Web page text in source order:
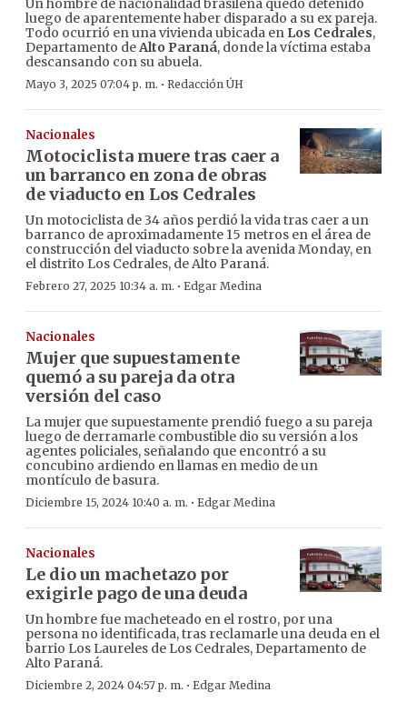
Un hombre de nacionalidad brasileña quedó detenido
luego de aparentemente haber disparado a su ex pareja.
Todo ocurrió en una vivienda ubicada en Los Cedrales,
Departamento deAlto Paraná, donde la víctima estaba
descansando con su abuela.
Mayo 3, 2025 07:04 p. m. · Redacción ÚH
Nacionales
Motociclista muere tras caer a
un barranco en zona de obras
de viaducto en Los Cedrales
Un motociclista de 34 años perdió la vida tras caer a un
barranco de aproximadamente 15 metros en el área de
construcción del viaducto sobre la avenida Monday, en
el distrito Los Cedrales, de Alto Paraná.
Febrero 27, 2025 10:34 a. m. · Edgar Medina
Nacionales
Mujer que supuestamente
quemó a su pareja da otra
versión del caso
La mujer que supuestamente prendió fuego a su pareja
luego de derramarle combustible dio su versión a los
agentes policiales, señalando que encontró a su
concubino ardiendo en llamas en medio de un
montículo de basura.
Diciembre 15, 2024 10:40 a. m. · Edgar Medina
Nacionales
Le dio un machetazo por
exigirle pago de una deuda
Un hombre fue macheteado en el rostro, por una
persona no identificada, tras reclamarle una deuda en el
barrio Los Laureles de Los Cedrales, Departamento de
Alto Paraná.
Diciembre 2, 2024 04:57 p. m. · Edgar Medina